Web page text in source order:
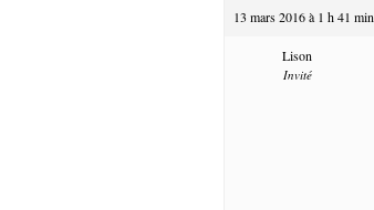
13 mars 2016 à 1 h 41 min
Lison
Invité